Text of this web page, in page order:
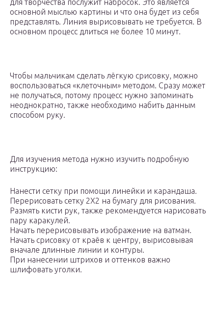
для творчества послужит набросок. Это является
основной мыслью картины и что она будет из себя
представлять. Линия вырисовывать не требуется. В
основном процесс длиться не более 10 минут.
Чтобы мальчикам сделать лёгкую срисовку, можно
воспользоваться «клеточным» методом. Сразу может
не получаться, потому процесс нужно запоминать
неоднократно, также необходимо набить данным
способом руку.
Для изучения метода нужно изучить подробную
инструкцию:
Нанести сетку при помощи линейки и карандаша.
Перерисовать сетку 2X2 на бумагу для рисования.
Размять кисти рук, также рекомендуется нарисовать
пару каракулей.
Начать перерисовывать изображение на ватман.
Начать срисовку от краёв к центру, вырисовывая
вначале длинные линии и контуры.
При нанесении штрихов и оттенков важно
шлифовать уголки.